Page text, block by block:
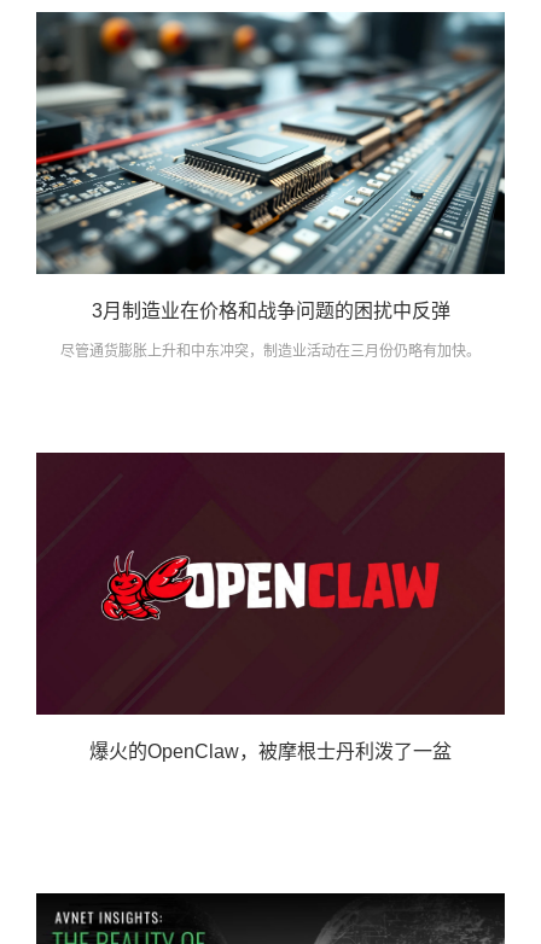
3月制造业在价格和战争问题的困扰中反弹
尽管通货膨胀上升和中东冲突，制造业活动在三月份仍略有加快。
爆火的OpenClaw，被摩根士丹利泼了一盆